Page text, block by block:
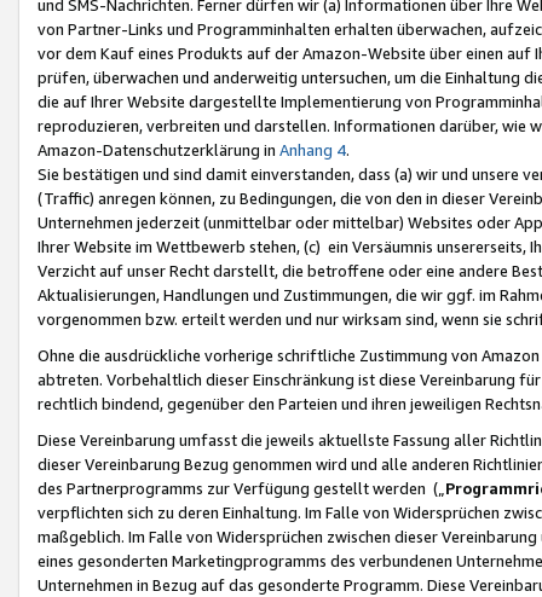
und SMS-Nachrichten. Ferner dürfen wir (a) Informationen über Ihre
von Partner-Links und Programminhalten erhalten überwachen,
vor dem Kauf eines Produkts auf der Amazon-Website über einen
prüfen, überwachen und anderweitig untersuchen, um die Einhaltung
die auf Ihrer Website dargestellte Implementierung von
reproduzieren, verbreiten und darstellen. Informationen darüber, wie
Amazon-Datenschutzerklärung in Anhang 4.
Sie bestätigen und sind damit einverstanden, dass (a) wir und
(Traffic) anregen können, zu Bedingungen, die von den in dieser
Unternehmen jederzeit (unmittelbar oder mittelbar) Websites oder
Ihrer Website im Wettbewerb stehen, (c) ein Versäumnis unsererseits,
Verzicht auf unser Recht darstellt, die betroffene oder eine andere
Aktualisierungen, Handlungen und Zustimmungen, die wir ggf. im
vorgenommen bzw. erteilt werden und nur wirksam sind, wenn sie
Ohne die ausdrückliche vorherige schriftliche Zustimmung von
abtreten. Vorbehaltlich dieser Einschränkung ist diese Vereinbarung
rechtlich bindend, gegenüber den Parteien und ihren jeweiligen
Diese Vereinbarung umfasst die jeweils aktuellste Fassung aller
dieser Vereinbarung Bezug genommen wird und alle anderen
des Partnerprogramms zur Verfügung gestellt werden („
verpflichten sich zu deren Einhaltung. Im Falle von Widersprüchen
maßgeblich. Im Falle von Widersprüchen zwischen dieser
eines gesonderten Marketingprogramms des verbundenen
Unternehmen in Bezug auf das gesonderte Programm. Diese